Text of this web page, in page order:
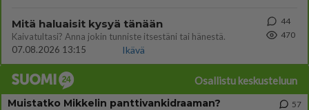
Mitä haluaisit kysyä tänään
Kaivatultasi? Anna jokin tunniste itsestäni tai hänestä.
07.08.2026 13:15
Ikävä
44
470
Osallistu keskusteluun
Muistatko Mikkelin panttivankidraaman?
57